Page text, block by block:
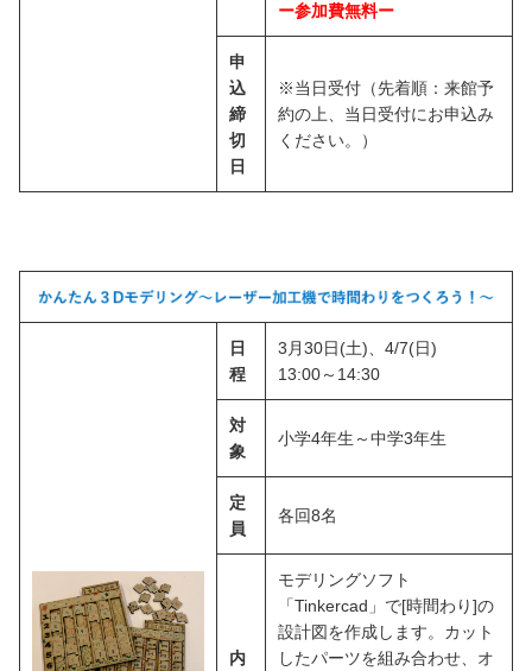
ー参加費無料ー
申
込
締
切
日
※当日受付（先着順：来館予
約の上、当日受付にお申込み
ください。）
日
程
3月30日(土)、4/7(日)
13:00～14:30
対
象
小学4年生～中学3年生
定
員
各回8名
内
モデリングソフト
「Tinkercad」で[時間わり]の
設計図を作成します。カット
したパーツを組み合わせ、オ